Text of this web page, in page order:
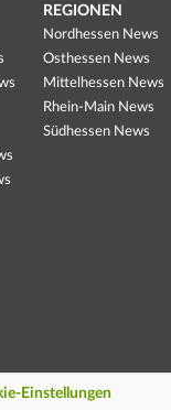
REGIONEN
Nordhessen News
Osthessen News
Mittelhessen News
Rhein-Main News
Südhessen News
Einstellungen